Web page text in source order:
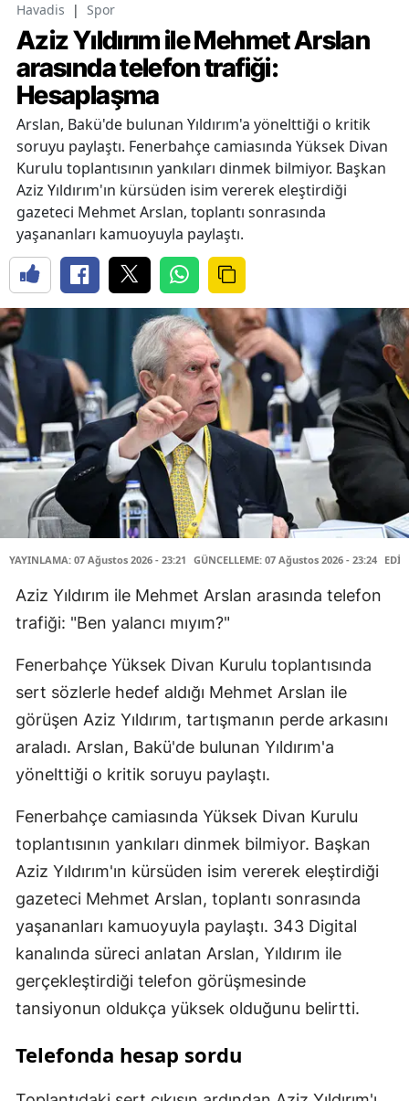
Havadis | Spor
Aziz Yıldırım ile Mehmet Arslan
arasında telefon trafiği:
Hesaplaşma
Arslan, Bakü'de bulunan Yıldırım'a yönelttiği o kritik
soruyu paylaştı. Fenerbahçe camiasında Yüksek Divan
Kurulu toplantısının yankıları dinmek bilmiyor. Başkan
Aziz Yıldırım'ın kürsüden isim vererek eleştirdiği
gazeteci Mehmet Arslan, toplantı sonrasında
yaşananları kamuoyuyla paylaştı.
YAYINLAMA: 07 Ağustos 2026 - 23:21 GÜNCELLEME: 07 Ağustos 2026 - 23:24
Aziz Yıldırım ile Mehmet Arslan arasında telefon
trafiği: "Ben yalancı mıyım?"
Fenerbahçe Yüksek Divan Kurulu toplantısında
sert sözlerle hedef aldığı Mehmet Arslan ile
görüşen Aziz Yıldırım, tartışmanın perde arkasını
araladı. Arslan, Bakü'de bulunan Yıldırım'a
yönelttiği o kritik soruyu paylaştı.
Fenerbahçe camiasında Yüksek Divan Kurulu
toplantısının yankıları dinmek bilmiyor. Başkan
Aziz Yıldırım'ın kürsüden isim vererek eleştirdiği
gazeteci Mehmet Arslan, toplantı sonrasında
yaşananları kamuoyuyla paylaştı. 343 Digital
kanalında süreci anlatan Arslan, Yıldırım ile
gerçekleştirdiği telefon görüşmesinde
tansiyonun oldukça yüksek olduğunu belirtti.
Telefonda hesap sordu